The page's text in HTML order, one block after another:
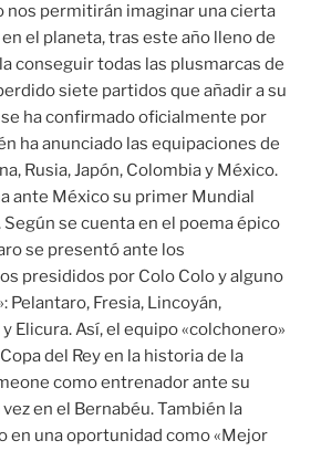
nos permitirán imaginar una cierta
el planeta, tras este año lleno de
conseguir todas las plusmarcas de
siete partidos que añadir a su
ha confirmado oficialmente por
ha anunciado las equipaciones de
Rusia, Japón, Colombia y México.
ante México su primer Mundial
Según se cuenta en el poema épico
se presentó ante los
presididos por Colo Colo y alguno
Pelantaro, Fresia, Lincoyán,
Elicura. Así, el equipo «colchonero»
del Rey en la historia de la
como entrenador ante su
en el Bernabéu. También la
en una oportunidad como «Mejor